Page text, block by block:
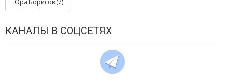
Юра Борисов (7)
КАНАЛЫ В СОЦСЕТЯХ